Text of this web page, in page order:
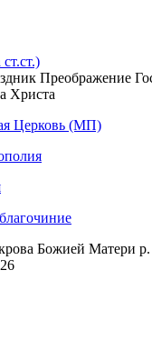
Преображение
Христа
Церковь (МП)
Божией Матери р.